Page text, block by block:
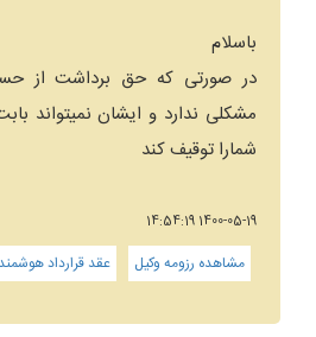
باسلام
در صورتی که حق برداشت از
مشکلی ندارد و ایشان نمیتواند
شمارا توقیف کند
1400-05-19 14:54:19
مشاهده رزومه وکیل عقد قرارداد هوشمند